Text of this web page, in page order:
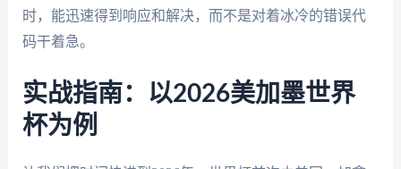
时，能迅速得到响应和解决，而不是对着冰冷的错误代
码干着急。
实战指南：以2026美加墨世界
杯为例